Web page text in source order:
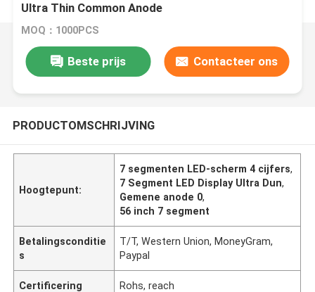
Ultra Thin Common Anode
MOQ：1000PCS
Beste prijs Contacteer ons
PRODUCTOMSCHRIJVING
Hoogtepunt:
7 segmenten LED-scherm 4 cijfers,
7 Segment LED Display Ultra Dun,
Gemene anode 0,
56 inch 7 segment
Betalingsconditie
s
T/T, Western Union, MoneyGram,
Paypal
Certificering Rohs, reach